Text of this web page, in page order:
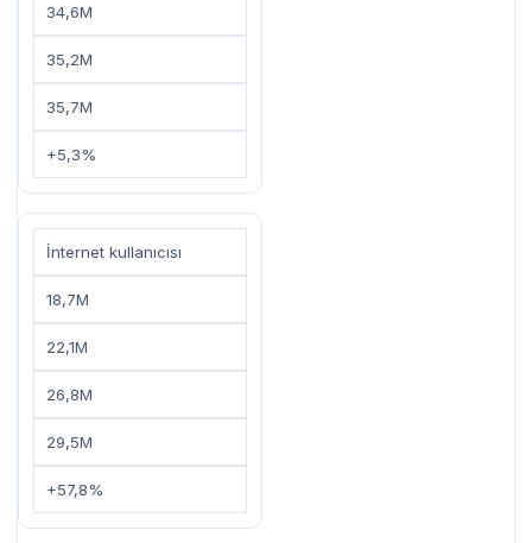
34,6M
35,2M
35,7M
+5,3%
İnternet kullanıcısı
18,7M
22,1M
26,8M
29,5M
+57,8%